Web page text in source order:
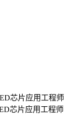
芯片应用工程师
芯片应用工程师